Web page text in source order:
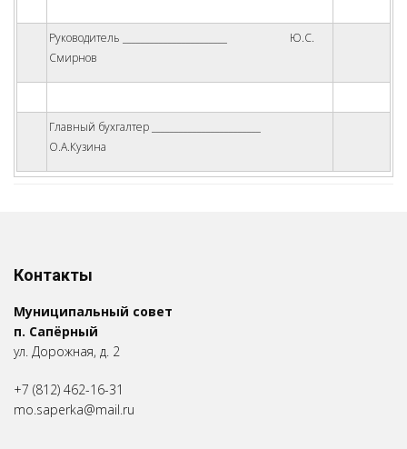
Руководитель _______________________ Ю.С.
Смирнов
Главный бухгалтер ________________________
О.А.Кузина
Контакты
Муниципальный совет
п. Сапёрный
ул. Дорожная, д. 2
+7 (812) 462-16-31
mo.saperka@mail.ru